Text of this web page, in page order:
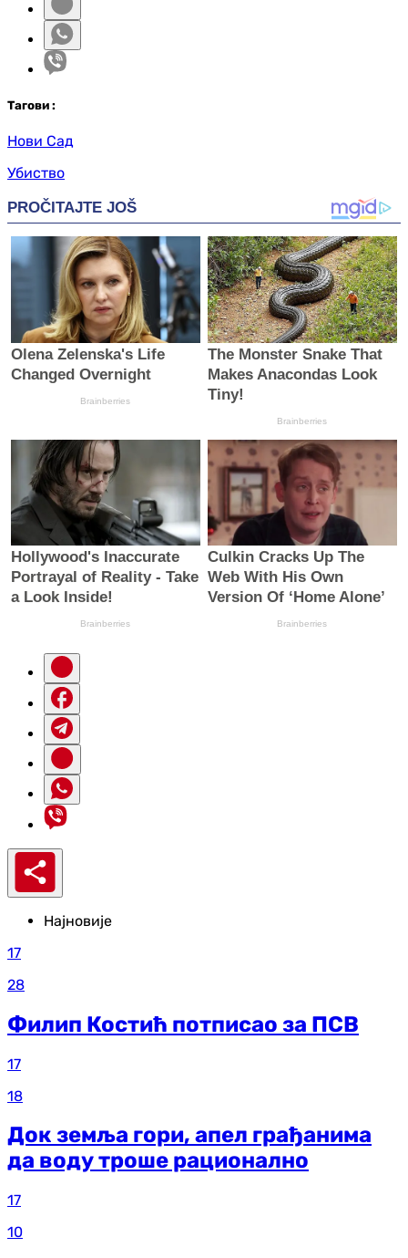
Тагови :
Нови Сад
Убиство
Најновије
17
28
Филип Костић потписао за ПСВ
17
18
Док земља гори, апел грађанима
да воду троше рационално
17
10